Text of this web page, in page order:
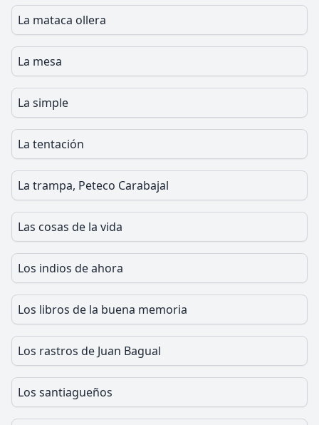
La mataca ollera
La mesa
La simple
La tentación
La trampa, Peteco Carabajal
Las cosas de la vida
Los indios de ahora
Los libros de la buena memoria
Los rastros de Juan Bagual
Los santiagueños